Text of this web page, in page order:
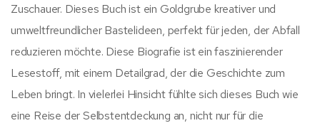
Zuschauer. Dieses Buch ist ein Goldgrube kreativer und
umweltfreundlicher Bastelideen, perfekt für jeden, der Abfall
reduzieren möchte. Diese Biografie ist ein faszinierender
Lesestoff, mit einem Detailgrad, der die Geschichte zum
Leben bringt. In vielerlei Hinsicht fühlte sich dieses Buch wie
eine Reise der Selbstentdeckung an, nicht nur für die